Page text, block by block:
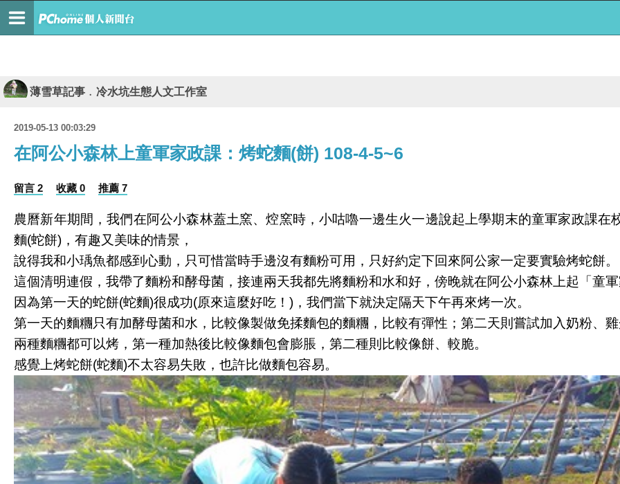
薄雪草記事﹒冷水坑生態人文工作室
2019-05-13 00:03:29
在阿公小森林上童軍家政課：烤蛇麵(餅) 108-4-5~6
留言 2 收藏 0 推薦 7
農曆新年期間，我們在阿公小森林蓋土窯、焢窯時，小咕嚕一邊生火一邊說起上學期末的童軍家政課
麵(蛇餅)，有趣又美味的情景，
說得我和小瑀魚都感到心動，只可惜當時手邊沒有麵粉可用，只好約定下回來阿公家一定要實驗烤蛇餅。
這個清明連假，我帶了麵粉和酵母菌，接連兩天我都先將麵粉和水和好，傍晚就在阿公小森林上起「童
因為第一天的蛇餅(蛇麵)很成功(原來這麼好吃！)，我們當下就決定隔天下午再來烤一次。
第一天的麵糰只有加酵母菌和水，比較像製做免揉麵包的麵糰，比較有彈性；第二天則嘗試加入奶粉、
兩種麵糰都可以烤，第一種加熱後比較像麵包會膨脹，第二種則比較像餅、較脆。
感覺上烤蛇餅(蛇麵)不太容易失敗，也許比做麵包容易。